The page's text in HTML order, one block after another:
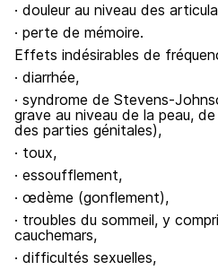
· douleur au niveau des
· perte de mémoire.
Effets indésirables de
· diarrhée,
· syndrome de Stevens-
grave au niveau de la peau,
des parties génitales),
· toux,
· essoufflement,
· œdème (gonflement),
· troubles du sommeil, y
cauchemars,
· difficultés sexuelles,